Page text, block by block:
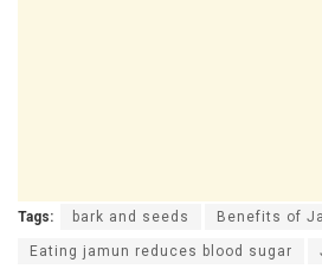
Tags: bark and seeds Benefits of
Eating jamun reduces blood sugar